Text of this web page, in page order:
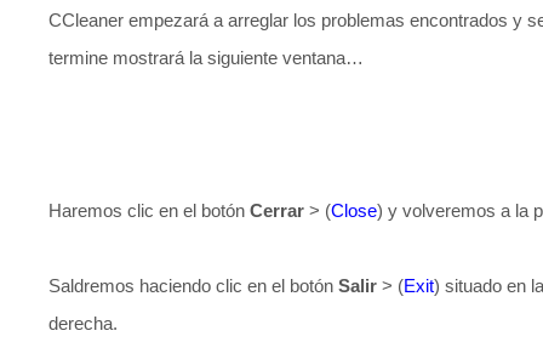
CCleaner empezará a arreglar los problemas encontrados y
termine mostrará la siguiente ventana…
Haremos clic en el botón Cerrar > (Close) y volveremos a la
Saldremos haciendo clic en el botón Salir > (Exit) situado en
derecha.